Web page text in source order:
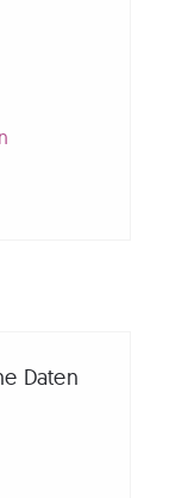
Daten